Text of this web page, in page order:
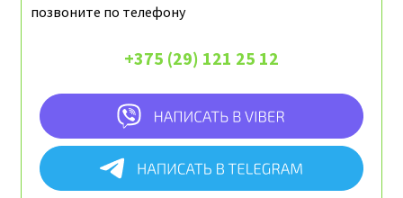
позвоните по телефону
+375 (29) 121 25 12